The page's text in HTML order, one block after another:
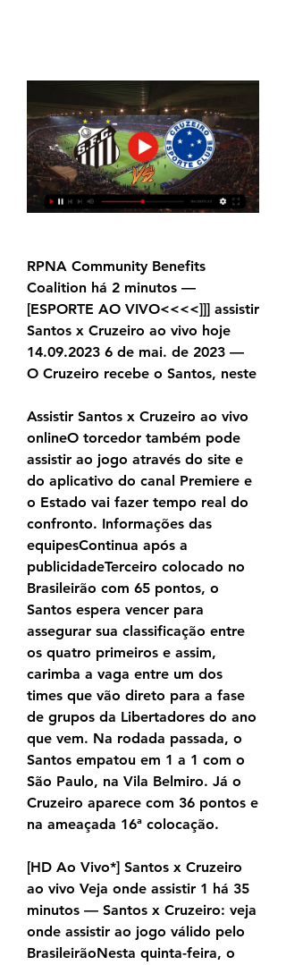
RPNA Community Benefits
Coalition há 2 minutos —
[ESPORTE AO VIVO<<<<]]] assistir
Santos x Cruzeiro ao vivo hoje
14.09.2023 6 de mai. de 2023 —
O Cruzeiro recebe o Santos, neste
Assistir Santos x Cruzeiro ao vivo
onlineO torcedor também pode
assistir ao jogo através do site e
do aplicativo do canal Premiere e
o Estado vai fazer tempo real do
confronto. Informações das
equipesContinua após a
publicidadeTerceiro colocado no
Brasileirão com 65 pontos, o
Santos espera vencer para
assegurar sua classificação entre
os quatro primeiros e assim,
carimba a vaga entre um dos
times que vão direto para a fase
de grupos da Libertadores do ano
que vem. Na rodada passada, o
Santos empatou em 1 a 1 com o
São Paulo, na Vila Belmiro. Já o
Cruzeiro aparece com 36 pontos e
na ameaçada 16ª colocação.
[HD Ao Vivo*] Santos x Cruzeiro
ao vivo Veja onde assistir 1 há 35
minutos — Santos x Cruzeiro: veja
onde assistir ao jogo válido pelo
BrasileirãoNesta quinta-feira, o